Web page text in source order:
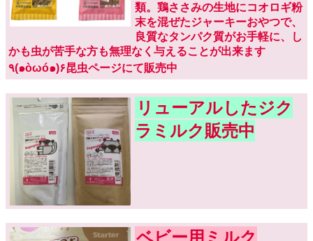
類。鶏ささみの生地にコオロギ粉
末を混ぜたジャーキーおやつで、
良質なタンパク質がお手軽に、し
かも虫が苦手な方も無理なく与えることが出来ます
٩(๑òωó๑)۶昆虫ページにて販売中
リューアルしたジク
ラミルク販売中